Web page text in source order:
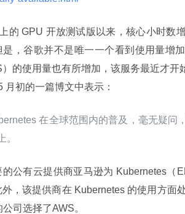
的 GPU 开放测试版以来，核心小时数
是，谷歌并不是唯一一个看到使用量增
）的使用量也有所增加，该服务最近才
月初的一篇博文中表示：
在全球范围内的普及，毫无疑问
。
的公有云提供商亚马逊为 Kubernetes（
，该提供商在 Kubernetes 的使用方面
司选择了AWS。